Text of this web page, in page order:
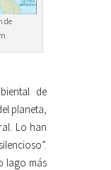
de
de
planeta,
Lo han
lago más